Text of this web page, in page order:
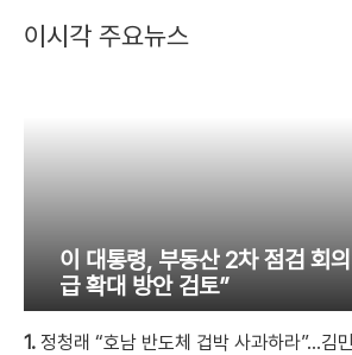
이시각 주요뉴스
이 대통령, 부동산 2차 점검 회
급 확대 방안 검토”
1. 정청래 “호남 반도체 겁박 사과하라”…김